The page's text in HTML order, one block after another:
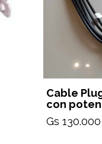
Cable
con
Gs 130.000